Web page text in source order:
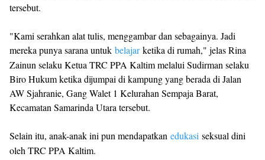
tersebut.
"Kami serahkan alat tulis, menggambar dan sebagainya. Jadi
mereka punya sarana untuk belajarketika di rumah," jelas Rina
Zainun selaku Ketua TRC PPA Kaltim melalui Sudirman selaku
Biro Hukum ketika dijumpai di kampung yang berada di Jalan
AW Sjahranie, Gang Walet 1 Kelurahan Sempaja Barat,
Kecamatan Samarinda Utara tersebut.
Selain itu, anak-anak ini pun mendapatkan edukasi seksual dini
oleh TRC PPA Kaltim.